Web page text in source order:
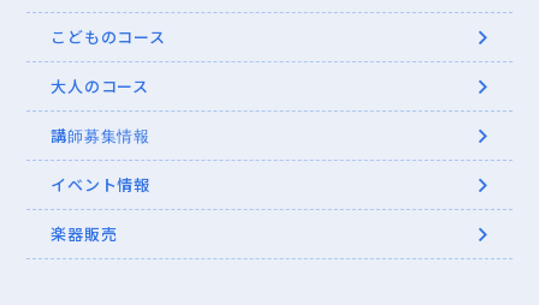
こどものコース
大人のコース
講師募集情報
イベント情報
楽器販売